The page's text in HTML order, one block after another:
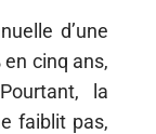
d’une
cinq ans,
la
faiblit pas,